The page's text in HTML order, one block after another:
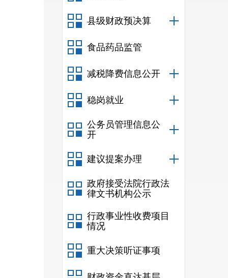
县级财政预决算
食品药品监管
减税降费信息公开
稳岗就业
公务员管理信息公
开
建议提案办理
政府接受法院行政法
律文书机构公示
行政事业性收费项目
情况
重大决策听证事项